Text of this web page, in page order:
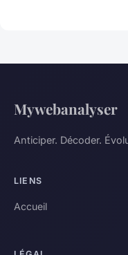
Mywebanalyser
Anticiper. Décoder.
LIENS
Accueil